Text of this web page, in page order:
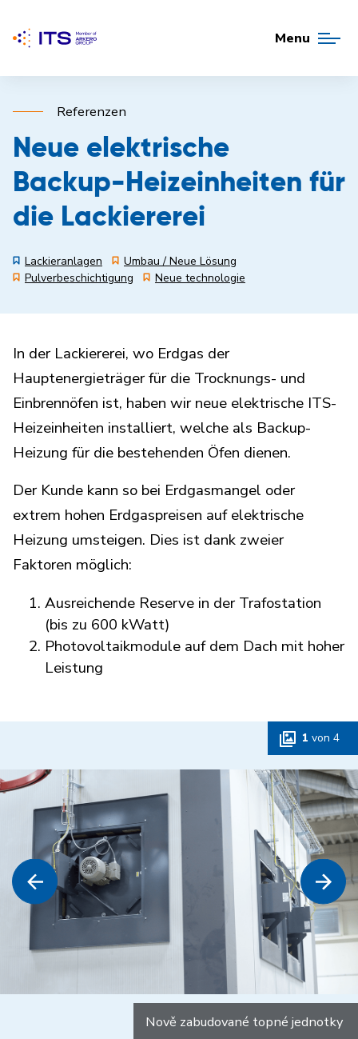
Menu
Referenzen
Neue elektrische
Backup-Heizeinheiten für
die Lackiererei
Lackieranlagen
Umbau / Neue Lösung
Pulverbeschichtigung
Neue technologie
In der Lackiererei, wo Erdgas der
Hauptenergieträger für die Trocknungs- und
Einbrennöfen ist, haben wir neue elektrische ITS-
Heizeinheiten installiert, welche als Backup-
Heizung für die bestehenden Öfen dienen.
Der Kunde kann so bei Erdgasmangel oder
extrem hohen Erdgaspreisen auf elektrische
Heizung umsteigen. Dies ist dank zweier
Faktoren möglich:
Ausreichende Reserve in der Trafostation
(bis zu 600 kWatt)
Photovoltaikmodule auf dem Dach mit hoher
Leistung
1 von 4
Nově zabudované topné jednotky